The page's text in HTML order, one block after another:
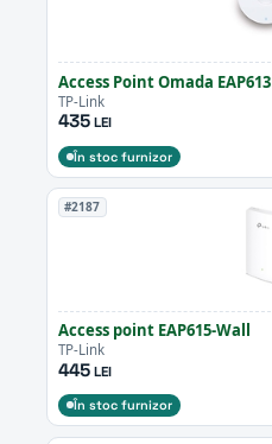
Access Point Omada EAP613
TP-Link
435LEI
În stoc furnizor
#2187
Access point EAP615-Wall
TP-Link
445LEI
În stoc furnizor